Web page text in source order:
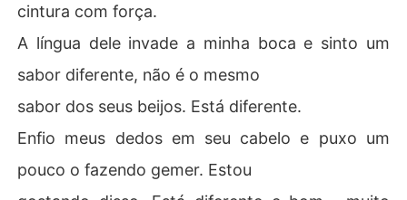
cintura com força.
A língua dele invade a minha boca e sinto um
sabor diferente, não é o mesmo
sabor dos seus beijos. Está diferente.
Enfio meus dedos em seu cabelo e puxo um
pouco o fazendo gemer. Estou